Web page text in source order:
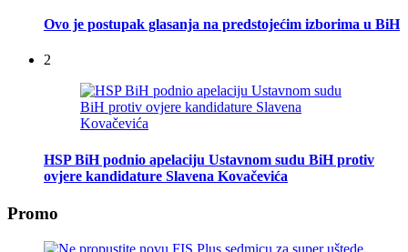
Ovo je postupak glasanja na predstojećim izborima u BiH
2
HSP BiH podnio apelaciju Ustavnom sudu BiH protiv
ovjere kandidature Slavena Kovačevića
Promo